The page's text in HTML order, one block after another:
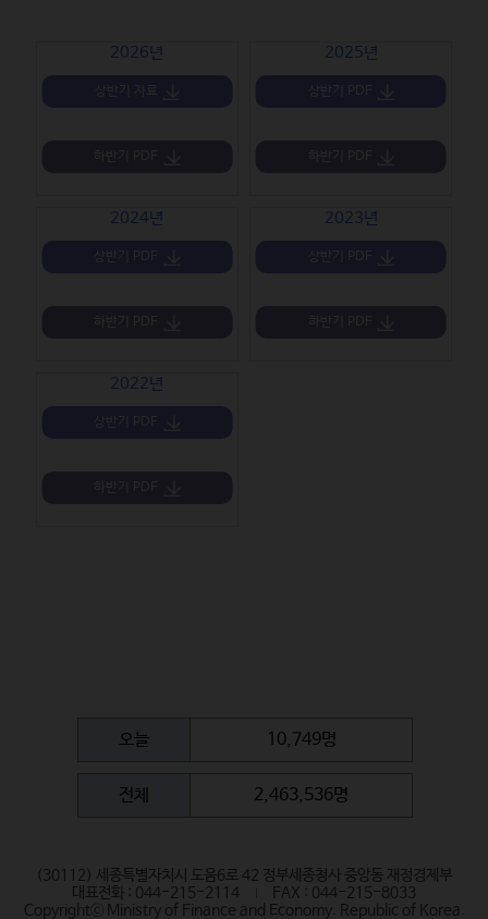
2026년 2025년
2024년 2023년
2022년
오늘 10,749명
전체 2,463,536명
(30112) 세종특별자치시 도움6로 42 정부세종청사 중앙동 재정경제부
대표전화 : 044-215-2114
FAX : 044-215-8033
Copyrightⓒ Ministry of Finance and Economy. Republic of Korea.